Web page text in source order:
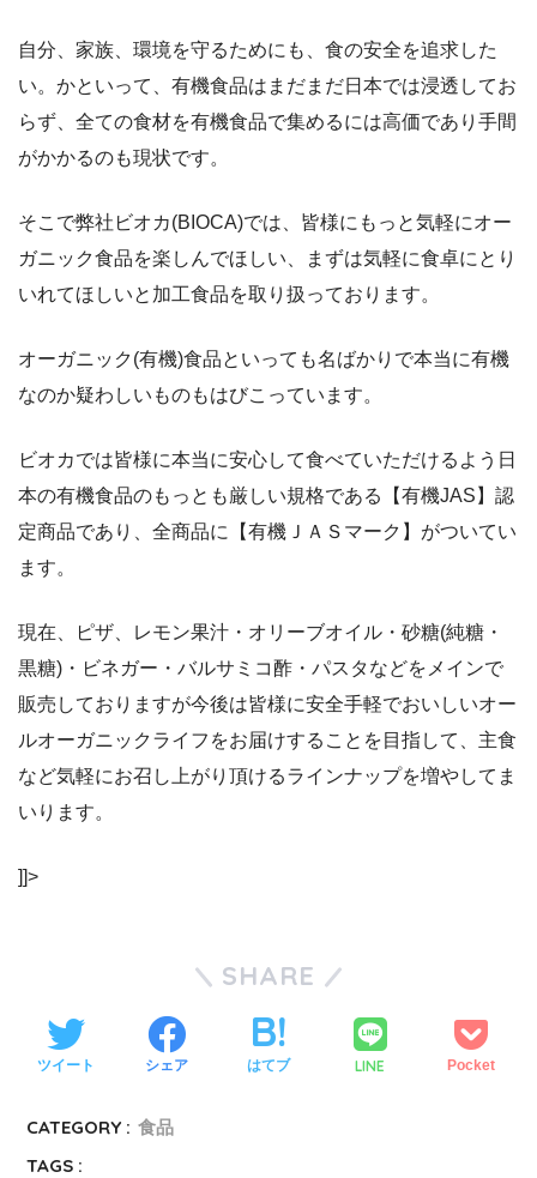
自分、家族、環境を守るためにも、食の安全を追求した
い。かといって、有機食品はまだまだ日本では浸透してお
らず、全ての食材を有機食品で集めるには高価であり手間
がかかるのも現状です。
そこで弊社ビオカ(BIOCA)では、皆様にもっと気軽にオー
ガニック食品を楽しんでほしい、まずは気軽に食卓にとり
いれてほしいと加工食品を取り扱っております。
オーガニック(有機)食品といっても名ばかりで本当に有機
なのか疑わしいものもはびこっています。
ビオカでは皆様に本当に安心して食べていただけるよう日
本の有機食品のもっとも厳しい規格である【有機JAS】認
定商品であり、全商品に【有機ＪＡＳマーク】がついてい
ます。
現在、ピザ、レモン果汁・オリーブオイル・砂糖(純糖・
黒糖)・ビネガー・バルサミコ酢・パスタなどをメインで
販売しておりますが今後は皆様に安全手軽でおいしいオー
ルオーガニックライフをお届けすることを目指して、主食
など気軽にお召し上がり頂けるラインナップを増やしてま
いります。
]]>
SHARE
ツイート シェア はてブ LINE Pocket
CATEGORY : 食品
TAGS :